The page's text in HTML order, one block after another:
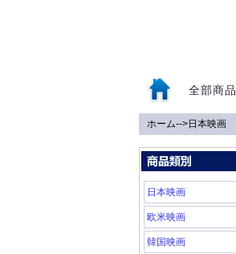
全部商品
ホーム-->日本映画
日本映画
欧米映画
韓国映画
0